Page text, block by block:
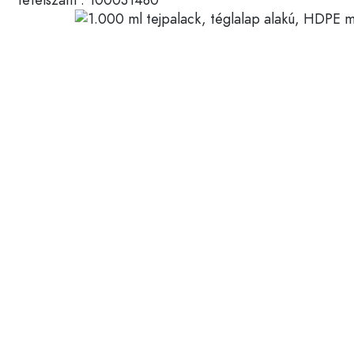
Műanyag tartályok